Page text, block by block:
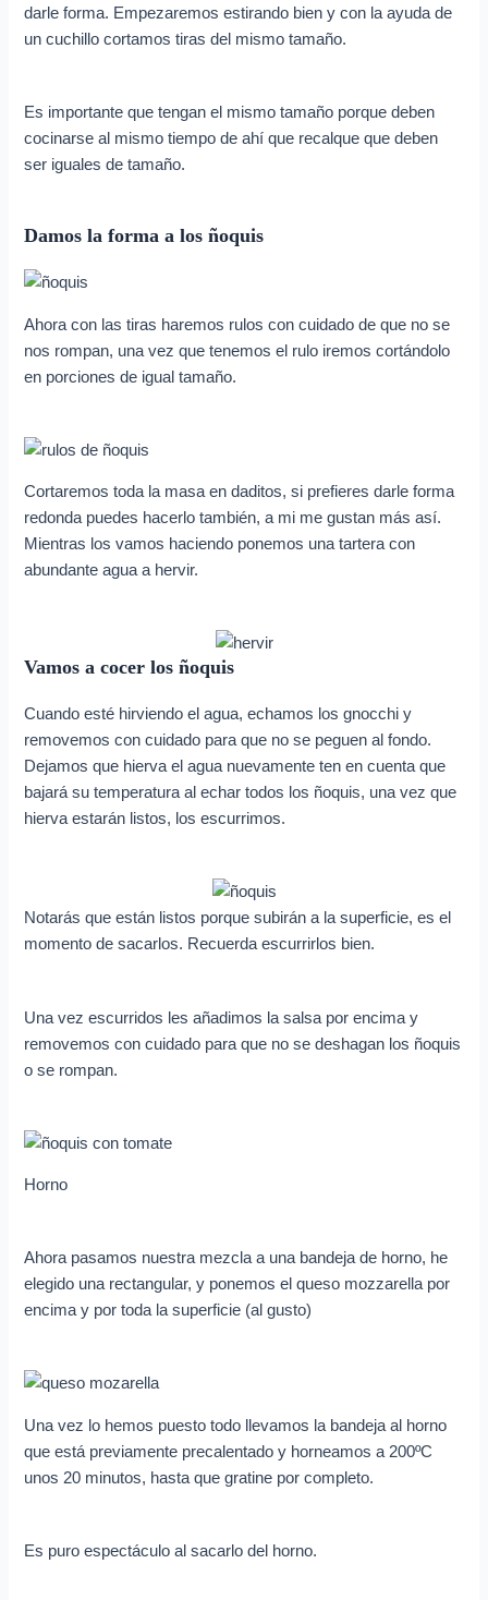
darle forma. Empezaremos estirando bien y con la ayuda de
un cuchillo cortamos tiras del mismo tamaño.
Es importante que tengan el mismo tamaño porque deben
cocinarse al mismo tiempo de ahí que recalque que deben
ser iguales de tamaño.
Damos la forma a los ñoquis
Ahora con las tiras haremos rulos con cuidado de que no se
nos rompan, una vez que tenemos el rulo iremos cortándolo
en porciones de igual tamaño.
Cortaremos toda la masa en daditos, si prefieres darle forma
redonda puedes hacerlo también, a mi me gustan más así.
Mientras los vamos haciendo ponemos una tartera con
abundante agua a hervir.
Vamos a cocer los ñoquis
Cuando esté hirviendo el agua, echamos los gnocchi y
removemos con cuidado para que no se peguen al fondo.
Dejamos que hierva el agua nuevamente ten en cuenta que
bajará su temperatura al echar todos los ñoquis, una vez que
hierva estarán listos, los escurrimos.
Notarás que están listos porque subirán a la superficie, es el
momento de sacarlos. Recuerda escurrirlos bien.
Una vez escurridos les añadimos la salsa por encima y
removemos con cuidado para que no se deshagan los ñoquis
o se rompan.
Horno
Ahora pasamos nuestra mezcla a una bandeja de horno, he
elegido una rectangular, y ponemos el queso mozzarella por
encima y por toda la superficie (al gusto)
Una vez lo hemos puesto todo llevamos la bandeja al horno
que está previamente precalentado y horneamos a 200ºC
unos 20 minutos, hasta que gratine por completo.
Es puro espectáculo al sacarlo del horno.